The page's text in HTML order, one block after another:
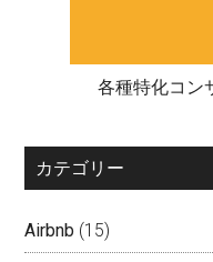
各種特化コン
カテゴリー
Airbnb (15)